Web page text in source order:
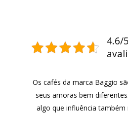
4.6/
Os cafés da marca Baggio
seus amoras bem
algo que influência também